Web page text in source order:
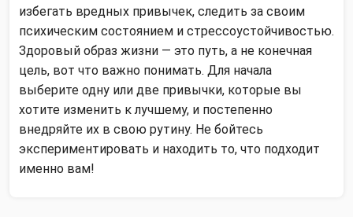
избегать вредных привычек, следить за своим
психическим состоянием и стрессоустойчивостью.
Здоровый образ жизни — это путь, а не конечная
цель, вот что важно понимать. Для начала
выберите одну или две привычки, которые вы
хотите изменить к лучшему, и постепенно
внедряйте их в свою рутину. Не бойтесь
экспериментировать и находить то, что подходит
именно вам!